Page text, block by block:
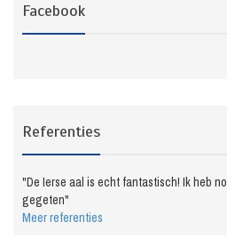
Facebook
Referenties
"De Ierse aal is echt fantastisch! Ik heb
gegeten"
Meer referenties